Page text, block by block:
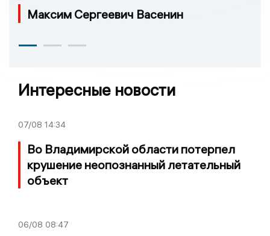
Максим Сергеевич Васенин
Интересные новости
07/08 14:34
Во Владимирской области потерпел
крушение неопознанный летательный
объект
06/08 08:47